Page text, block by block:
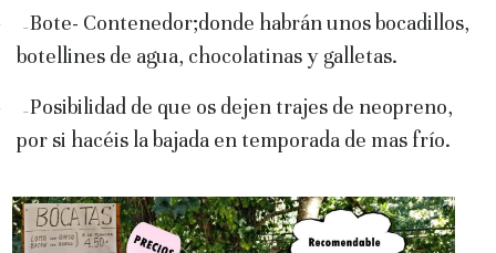
–Bote- Contenedor;donde habrán unos bocadillos,
botellines de agua, chocolatinas y galletas.
– Posibilidad de que os dejen trajes de neopreno,
por si hacéis la bajada en temporada de mas frío.